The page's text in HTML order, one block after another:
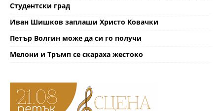
Студентски град
Иван Шишков заплаши Христо Ковачки
Петър Волгин може да си го получи
Мелони и Тръмп се скараха жестоко